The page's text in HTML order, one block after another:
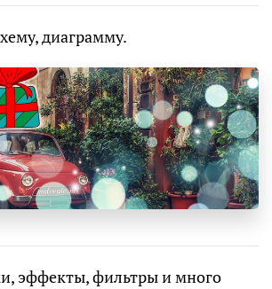
диаграмму.
эффекты, фильтры и много